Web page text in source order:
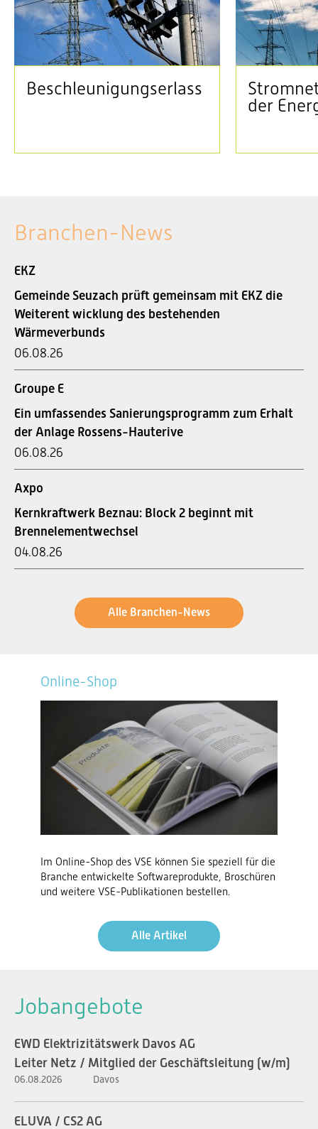
Beschleunigungserlass
der
Branchen-News
EKZ
Gemeinde Seuzach prüft gemeinsam mit EKZ die
Weiterent wicklung des bestehenden
Wärmeverbunds
06.08.26
Groupe E
Ein umfassendes Sanierungsprogramm zum Erhalt
der Anlage Rossens-Hauterive
06.08.26
Axpo
Kernkraftwerk Beznau: Block 2 beginnt mit
Brennelementwechsel
04.08.26
Alle Branchen-News
Online-Shop
Im Online-Shop des VSE können Sie speziell für die
Branche entwickelte Softwareprodukte, Broschüren
und weitere VSE-Publikationen bestellen.
Alle Artikel
Jobangebote
EWD Elektrizitätswerk Davos AG
Leiter Netz / Mitglied der Geschäftsleitung (w/m)
06.08.2026 Davos
ELUVA / CS2 AG